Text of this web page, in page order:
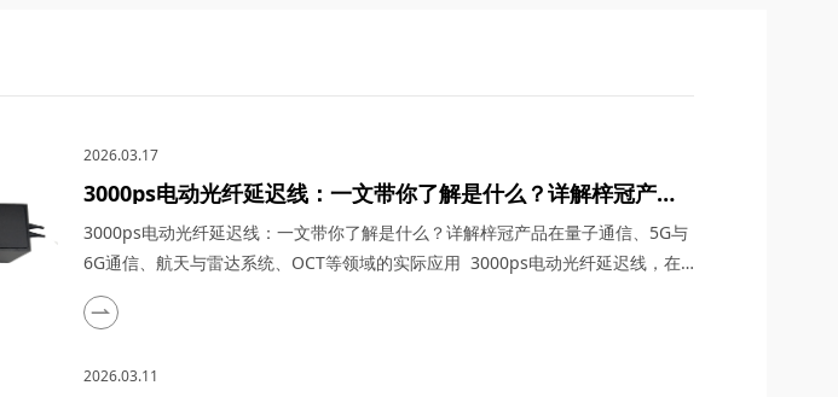
2026.03.17
3000ps电动光纤延迟线：一文带你了解是什么？详解梓冠产品
在量子通信、5G与6G通信、航天与雷达系统、OCT等领域的实
际应用
3000ps电动光纤延迟线：一文带你了解是什么？详解梓冠产品在量子通信、5G与
6G通信、航天与雷达系统、OCT等领域的实际应用 3000ps电动光纤延迟线，在
高速发展的光通信与探测技术领域，凭借其卓越的性能和广泛的应用潜力，成为了
众多高科技领域的理想选择。今天，四川梓冠光电将从产品概述、工作原理、核心
成像（OCT...
2026.03.11